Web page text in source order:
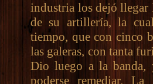
industria los dejó llegar
de su artillería, la
tiempo, que con cinco
las galeras, con tanta
Dio luego a la banda,
poderse remediar.